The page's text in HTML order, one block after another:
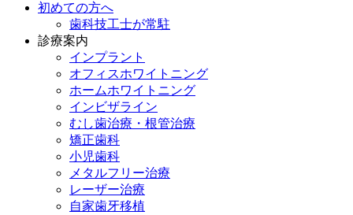
初めての方へ
歯科技工士が常駐
診療案内
インプラント
オフィスホワイトニング
ホームホワイトニング
インビザライン
むし歯治療・根管治療
矯正歯科
小児歯科
メタルフリー治療
レーザー治療
自家歯牙移植